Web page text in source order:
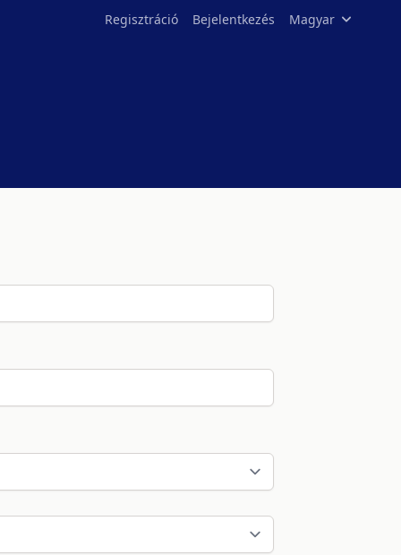
Regisztráció Bejelentkezés Magyar